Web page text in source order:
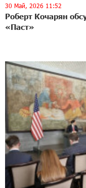
30 Май, 2026 11:52
Роберт Кочарян
«Паст»